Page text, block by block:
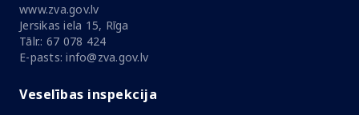
www.zva.gov.lv
Jersikas iela 15, Rīga
Tālr.: 67 078 424
E-pasts: info@zva.gov.lv
Veselības inspekcija